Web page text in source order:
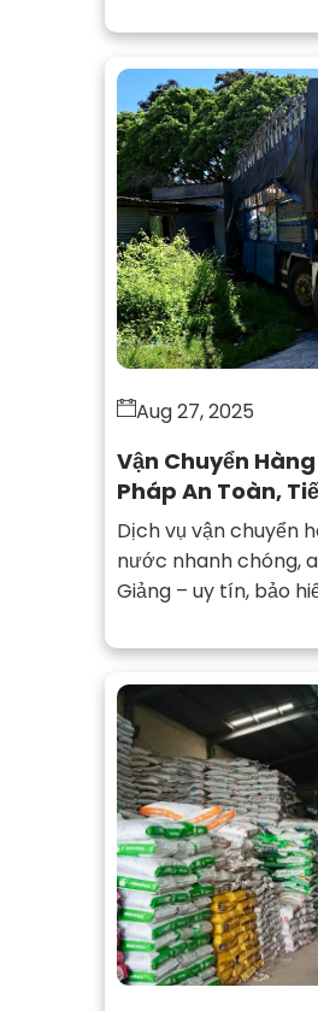
Aug 27, 2025
Vận Chuyển
Pháp An Toàn,
Nghiệp Việt
Dịch vụ vận chuyển
nước nhanh chóng,
Giảng – uy tín, bảo